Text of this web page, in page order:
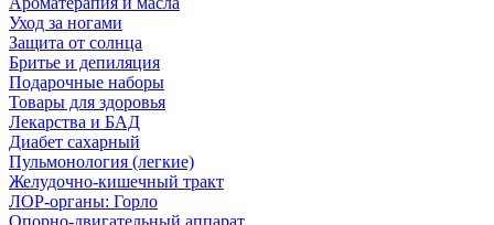
Уход за ногами
Защита от солнца
Бритье и депиляция
Подарочные наборы
Товары для здоровья
Лекарства и БАД
Диабет сахарный
Пульмонология (легкие)
Желудочно-кишечный тракт
ЛОР-органы: Горло
Опорно-двигательный аппарат